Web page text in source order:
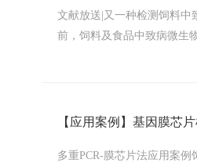
文献放送|又一种检测饲料中
前，饲料及食品中致病微生
【应用案例】基因膜芯
多重PCR-膜芯片法应用案